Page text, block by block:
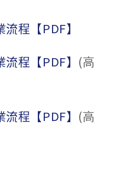
程【PDF】
程【PDF】 (高
程【PDF】 (高